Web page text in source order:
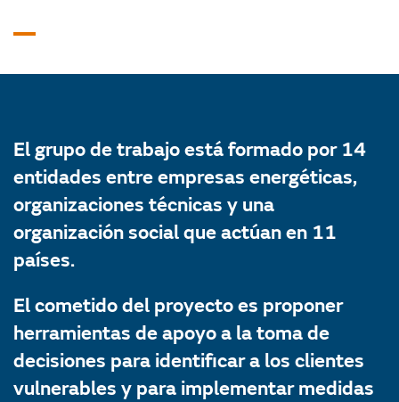
El grupo de trabajo está formado por 14
entidades entre empresas energéticas,
organizaciones técnicas y una
organización social que actúan en 11
países.
El cometido del proyecto es proponer
herramientas de apoyo a la toma de
decisiones para identificar a los clientes
vulnerables y para implementar medidas